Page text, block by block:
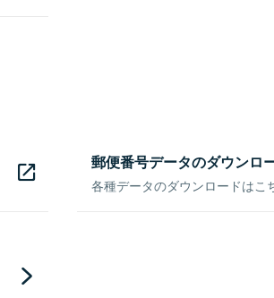
郵便番号データのダウンロ
各種データのダウンロードはこ